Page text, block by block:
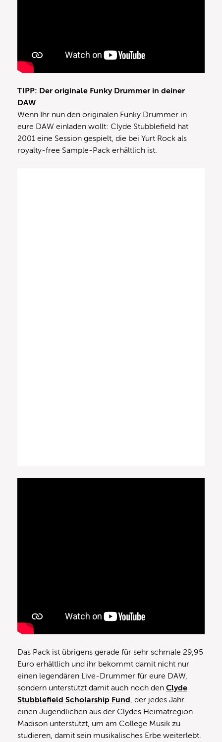
TIPP: Der originale Funky Drummer in deiner
DAW
Wenn Ihr nun den originalen Funky Drummer in
eure DAW einladen wollt: Clyde Stubblefield hat
2001 eine Session gespielt, die bei Yurt Rock als
royalty-free Sample-Pack erhältlich ist.
Das Pack ist übrigens gerade für sehr schmale 29,95
Euro erhältlich und ihr bekommt damit nicht nur
einen legendären Live-Drummer für eure DAW,
sondern unterstützt damit auch noch den Clyde
Stubblefield Scholarship Fund, der jedes Jahr
einen Jugendlichen aus der Clydes Heimatregion
Madison unterstützt, um am College Musik zu
studieren, damit sein musikalisches Erbe weiterlebt.